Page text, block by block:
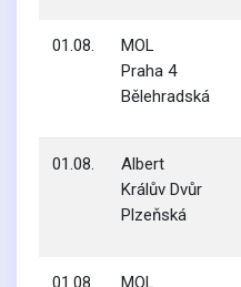
01.08.
MOL
Praha 4
Bělehradská
01.08.
Albert
Králův Dvůr
Plzeňská
01.08.
MOL